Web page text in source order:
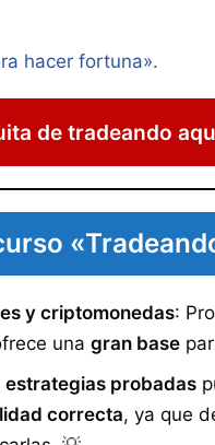
hacer fortuna».
de tradeando
y criptomonedas:
una gran base
estrategias probadas
correcta, ya que